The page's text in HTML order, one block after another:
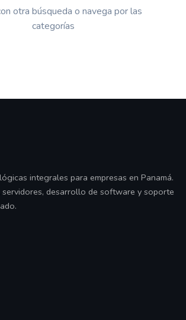
otra búsqueda o navega por las
categorías
integrales para empresas en Panamá.
servidores, desarrollo de software y soporte